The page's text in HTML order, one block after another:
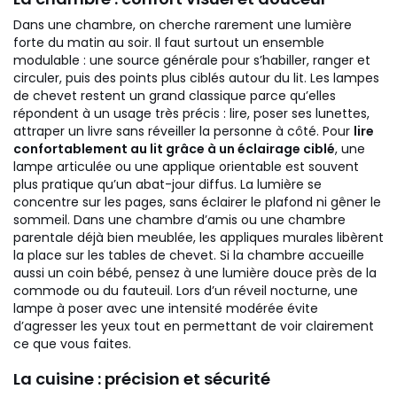
Dans une chambre, on cherche rarement une lumière
forte du matin au soir. Il faut surtout un ensemble
modulable : une source générale pour s’habiller, ranger et
circuler, puis des points plus ciblés autour du lit. Les lampes
de chevet restent un grand classique parce qu’elles
répondent à un usage très précis : lire, poser ses lunettes,
attraper un livre sans réveiller la personne à côté. Pour lire
confortablement au lit grâce à un éclairage ciblé, une
lampe articulée ou une applique orientable est souvent
plus pratique qu’un abat-jour diffus. La lumière se
concentre sur les pages, sans éclairer le plafond ni gêner le
sommeil. Dans une chambre d’amis ou une chambre
parentale déjà bien meublée, les appliques murales libèrent
la place sur les tables de chevet. Si la chambre accueille
aussi un coin bébé, pensez à une lumière douce près de la
commode ou du fauteuil. Lors d’un réveil nocturne, une
lampe à poser avec une intensité modérée évite
d’agresser les yeux tout en permettant de voir clairement
ce que vous faites.
La cuisine : précision et sécurité